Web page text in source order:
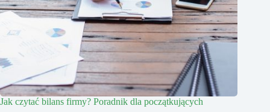
Jak czytać bilans firmy? Poradnik dla początkujących